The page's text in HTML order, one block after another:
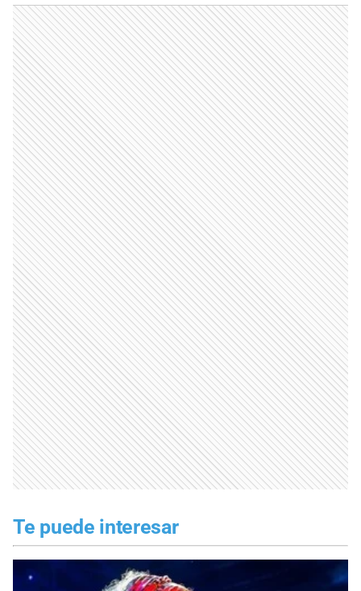
Te puede interesar